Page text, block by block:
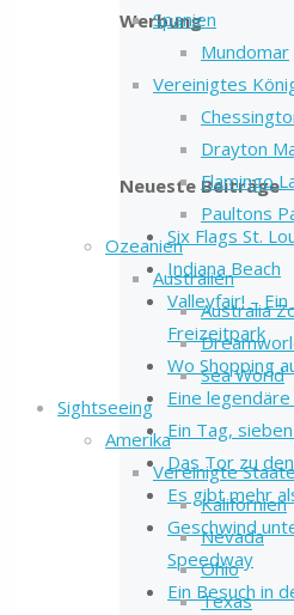
Spanien
Mundomar
Vereinigtes
Drayton
Flamingo
Paultons
Ozeanien
Australien
Australia
Sea World
Sightseeing
Amerika
Vereinigte
Kalifornien
Nevada
Ohio
Texas
Werbung
Neueste Beiträge
Six Flags St.
Indiana Beach
Valleyfair! –
Freizeitpark
Wo Shopping
Eine
Ein Tag,
Das Tor zu
Es gibt mehr
Geschwind
Speedway
Ein Besuch in